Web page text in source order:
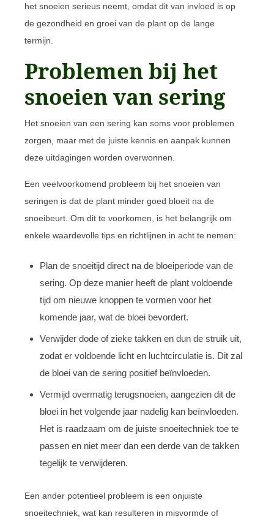
het snoeien serieus neemt, omdat dit van invloed is op
de gezondheid en groei van de plant op de lange
termijn.
Problemen bij het
snoeien van sering
Het snoeien van een sering kan soms voor problemen
zorgen, maar met de juiste kennis en aanpak kunnen
deze uitdagingen worden overwonnen.
Een veelvoorkomend probleem bij het snoeien van
seringen is dat de plant minder goed bloeit na de
snoeibeurt. Om dit te voorkomen, is het belangrijk om
enkele waardevolle tips en richtlijnen in acht te nemen:
Plan de snoeitijd direct na de bloeiperiode van de
sering. Op deze manier heeft de plant voldoende
tijd om nieuwe knoppen te vormen voor het
komende jaar, wat de bloei bevordert.
Verwijder dode of zieke takken en dun de struik uit,
zodat er voldoende licht en luchtcirculatie is. Dit zal
de bloei van de sering positief beïnvloeden.
Vermijd overmatig terugsnoeien, aangezien dit de
bloei in het volgende jaar nadelig kan beïnvloeden.
Het is raadzaam om de juiste snoeitechniek toe te
passen en niet meer dan een derde van de takken
tegelijk te verwijderen.
Een ander potentieel probleem is een onjuiste
snoeitechniek, wat kan resulteren in misvormde of